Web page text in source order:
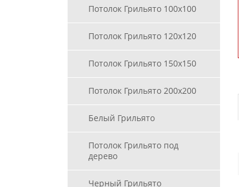
Потолок Грильято 100х100
Потолок Грильято 120х120
Потолок Грильято 150х150
Потолок Грильято 200х200
Белый Грильято
Потолок Грильято под
дерево
Черный Грильято